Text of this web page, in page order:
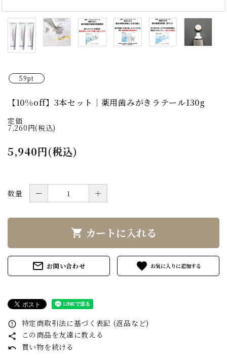
59pt
【10%off】3本セット｜薬用歯みがきラテール130g
定価
7,260円(税込)
5,940円(税込)
数量 － ＋
shopping_cart カートに入れる
mail_outline お問い合わせ favorite
error_outline 特定商取引法に基づく表記 (返品など)
share この商品を友達に教える
undo 買い物を続ける